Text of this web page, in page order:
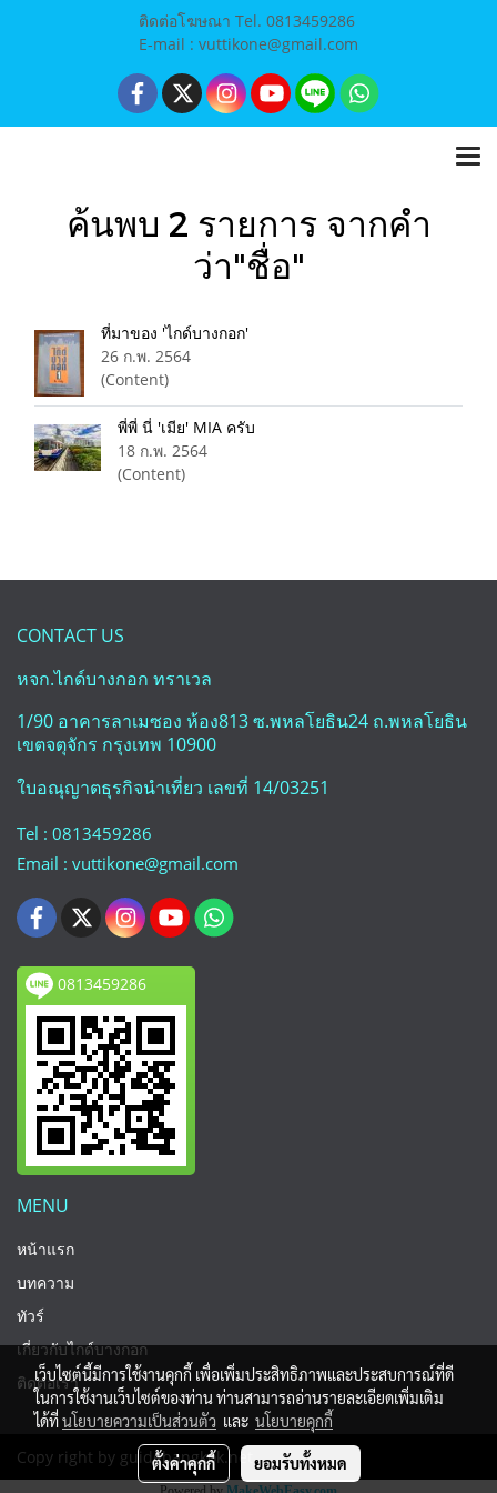
ติดต่อโฆษณา Tel. 0813459286
E-mail : vuttikone@gmail.com
ค้นพบ 2 รายการ จากคำ
ว่า"ชื่อ"
ที่มาของ 'ไกด์บางกอก'
26 ก.พ. 2564
(Content)
พี่พี่ นี่ 'เมีย' MIA ครับ
18 ก.พ. 2564
(Content)
CONTACT US
หจก.ไกด์บางกอก ทราเวล
1/90 อาคารลาเมซอง ห้อง813 ซ.พหลโยธิน24 ถ.พหลโยธิน
เขตจตุจักร กรุงเทพ 10900
ใบอณุญาตธุรกิจนำเที่ยว เลขที่ 14/03251
Tel : 0813459286
Email : vuttikone@gmail.com
0813459286
MENU
หน้าแรก
บทความ
ทัวร์
เกี่ยวกับไกด์บางกอก
ติดต่อเรา
Copy right by guidebangkok.net
เว็บไซต์นี้มีการใช้งานคุกกี้ เพื่อเพิ่มประสิทธิภาพและประสบการณ์ที่ดี
ในการใช้งานเว็บไซต์ของท่าน ท่านสามารถอ่านรายละเอียดเพิ่มเติม
ได้ที่นโยบายความเป็นส่วนตัว และ นโยบายคุกกี้
ตั้งค่าคุกกี้ ยอมรับทั้งหมด